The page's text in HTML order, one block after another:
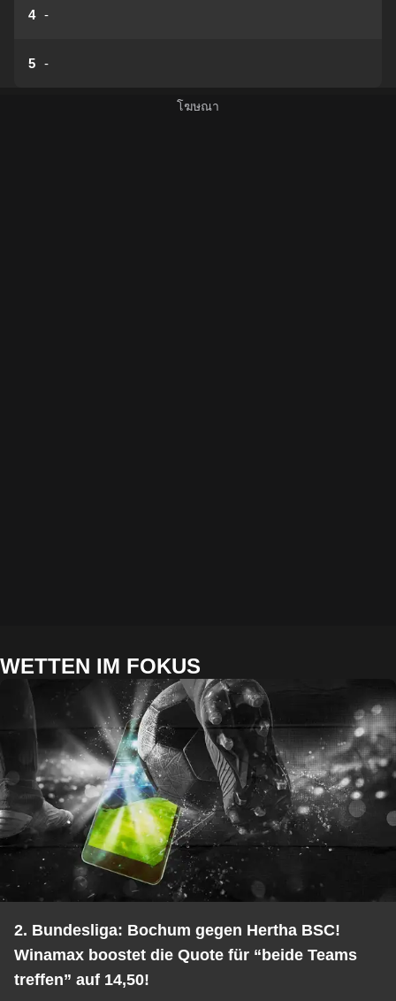
4 -
5 -
WETTEN IM FOKUS
2. Bundesliga: Bochum gegen Hertha BSC!
Winamax boostet die Quote für “beide Teams
treffen” auf 14,50!